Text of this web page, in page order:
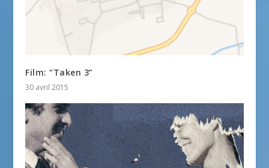
Film: “Taken 3”
30 avril 2015